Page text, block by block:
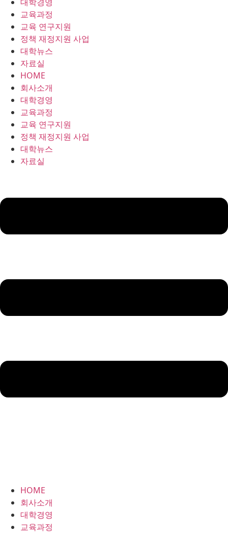
교육과정
교육 연구지원
정책 재정지원 사업
대학뉴스
자료실
HOME
회사소개
대학경영
교육과정
교육 연구지원
정책 재정지원 사업
대학뉴스
자료실
HOME
회사소개
대학경영
교육과정